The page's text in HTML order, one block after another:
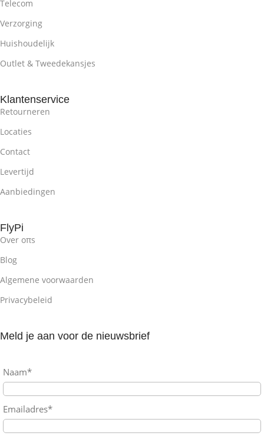
Telecom
Verzorging
Huishoudelijk
Outlet & Tweedekansjes
Klantenservice
Retourneren
Locaties
Contact
Levertijd
Aanbiedingen
FlyPi
Over oπs
Blog
Algemene voorwaarden
Privacybeleid
Meld je aan voor de nieuwsbrief
Naam*
Emailadres*